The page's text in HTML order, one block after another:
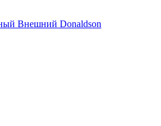
Внешний Donaldson